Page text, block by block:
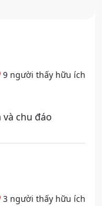
9 người thấy hữu ích
chu đáo
3 người thấy hữu ích